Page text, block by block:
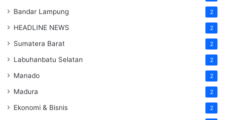
Bandar Lampung 2
HEADLINE NEWS 2
Sumatera Barat 2
Labuhanbatu Selatan 2
Manado 2
Madura 2
Ekonomi & Bisnis 2